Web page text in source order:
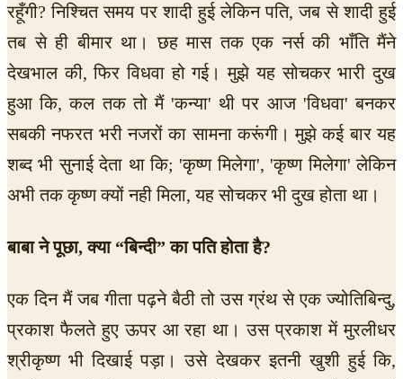
रहूँगी? निश्चित समय पर शादी हुई लेकिन पति, जब से शादी हुई
तब से ही बीमार था। छह मास तक एक नर्स की भाँति मैंने
देखभाल की, फिर विधवा हो गई। मुझे यह सोचकर भारी दुख
हुआ कि, कल तक तो मैं 'कन्या' थी पर आज 'विधवा' बनकर
सबकी नफरत भरी नजरों का सामना करूंगी। मुझे कई बार यह
शब्द भी सुनाई देता था कि; 'कृष्ण मिलेगा', 'कृष्ण मिलेगा' लेकिन
अभी तक कृष्ण क्यों नही मिला, यह सोचकर भी दुख होता था।
बाबा ने पूछा, क्या “बिन्दी” का पति होता है?
एक दिन मैं जब गीता पढ़ने बैठी तो उस ग्रंथ से एक ज्योतिबिन्दु,
प्रकाश फैलते हुए ऊपर आ रहा था। उस प्रकाश में मुरलीधर
श्रीकृष्ण भी दिखाई पड़ा। उसे देखकर इतनी खुशी हुई कि,